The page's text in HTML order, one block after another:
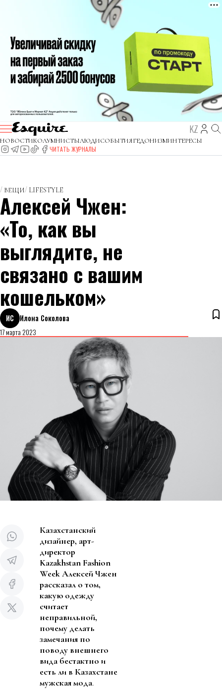
KZ
НОВОСТИКОЛУМНИСТЫЛЮДИСОБЫТИЯГЕДОНИЗМИНТЕРЕСЫ
ЧИТАТЬ ЖУРНАЛЫ
ВЕЩИ LIFESTYLE
Алексей Чжен:
«То, как вы
выглядите, не
связано с вашим
кошельком»
ИС
Илона Соколова
17 марта 2023
Казахстанский
дизайнер, арт-
директор
Kazakhstan Fashion
Week Алексей Чжен
рассказал о том,
какую одежду
считает
неправильной,
почему делать
замечания по
поводу внешнего
вида бестактно и
есть ли в Казахстане
мужская мода.